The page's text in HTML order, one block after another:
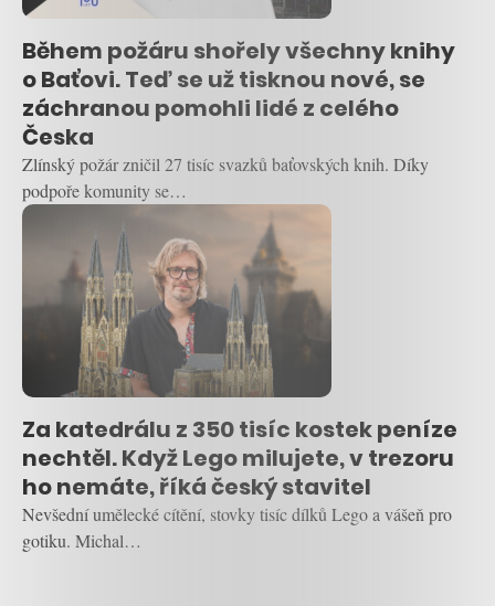
Během požáru shořely všechny knihy
o Baťovi. Teď se už tisknou nové, se
záchranou pomohli lidé z celého
Česka
Zlínský požár zničil 27 tisíc svazků baťovských knih. Díky
podpoře komunity se…
Za katedrálu z 350 tisíc kostek peníze
nechtěl. Když Lego milujete, v trezoru
ho nemáte, říká český stavitel
Nevšední umělecké cítění, stovky tisíc dílků Lego a vášeň pro
gotiku. Michal…